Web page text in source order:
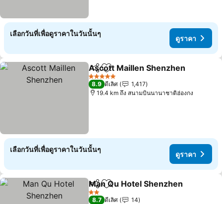
เลือกวันที่เพื่อดูราคาในวันนั้นๆ
ดูราคา
แชร์ เพิ่มในรายการโปรด
Ascott Maillen Shenzhen
5 ดาว
8.9 ดีเลิศ
1,417
19.4 km ถึง สนามบินนานาชาติฮ่องกง
เลือกวันที่เพื่อดูราคาในวันนั้นๆ
ดูราคา
แชร์ เพิ่มในรายการโปรด
Man Qu Hotel Shenzhen
2 ดาว
8.7 ดีเลิศ
14